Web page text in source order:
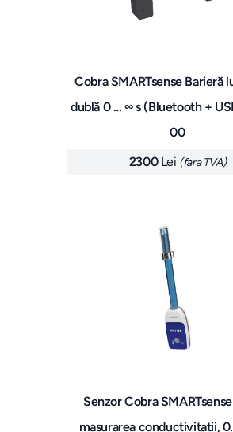
Cobra SMARTsense Barieră
dublă 0 … ∞ s (Bluetooth +
00
2300 Lei (fara TVA)
Senzor Cobra
masurarea conductivitatii,